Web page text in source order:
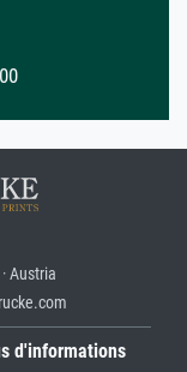
Austria
d'informations